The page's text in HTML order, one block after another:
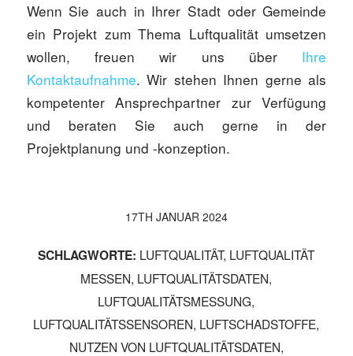
Wenn Sie auch in Ihrer Stadt oder Gemeinde
ein Projekt zum Thema Luftqualität umsetzen
wollen, freuen wir uns über Ihre
Kontaktaufnahme. Wir stehen Ihnen gerne als
kompetenter Ansprechpartner zur Verfügung
und beraten Sie auch gerne in der
Projektplanung und -konzeption.
17TH JANUAR 2024
SCHLAGWORTE: LUFTQUALITÄT, LUFTQUALITÄT
MESSEN, LUFTQUALITÄTSDATEN,
LUFTQUALITÄTSMESSUNG,
LUFTQUALITÄTSSENSOREN, LUFTSCHADSTOFFE,
NUTZEN VON LUFTQUALITÄTSDATEN,